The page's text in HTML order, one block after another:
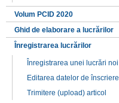
Volum PCID 2020
Ghid de elaborare a lucrărilor
Înregistrarea lucrărilor
Înregistrarea unei lucrări noi
Editarea datelor de înscriere
Trimitere (upload) articol